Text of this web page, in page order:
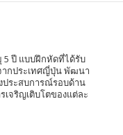
5 ปี แบบฝึกหัดที่ได้รับ
กประเทศญี่ปุ่น พัฒนา
ประสบการณ์รอบด้าน
จริญเติบโตของแต่ละ